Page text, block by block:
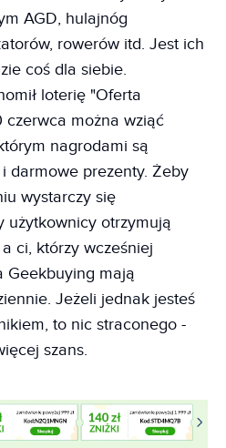
AGD, hulajnóg
rowerów itd. Jest ich
coś dla siebie.
loterię "Oferta
czerwca można wziąć
nagrodami są
darmowe prezenty. Żeby
wystarczy się
użytkownicy otrzymują
ci, którzy wcześniej
Geekbuying mają
Jeżeli jednak jesteś
to nic straconego -
szans.